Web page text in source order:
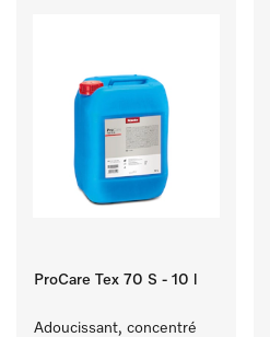
ProCare Tex 70 S - 10 l
Adoucissant, concentré